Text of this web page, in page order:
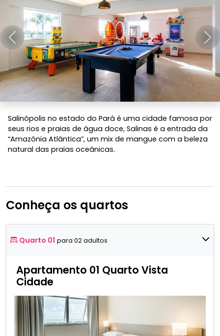
Anterior
Salinópolis no estado do Pará é uma cidade famosa por
seus rios e praias de água doce, Salinas é a entrada da
“Amazônia Atlântica”, um mix de mangue com a beleza
natural das praias oceânicas.
Conheça os quartos
Quarto 01 para 02 adultos
Apartamento 01 Quarto Vista
Cidade